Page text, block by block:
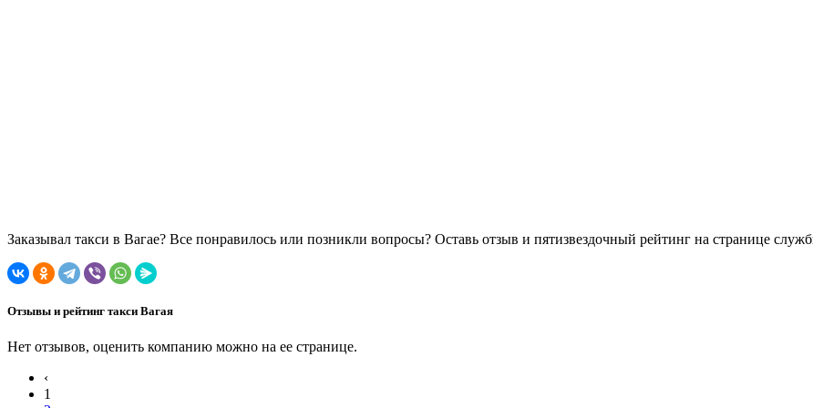
Заказывал такси в Вагае? Все понравилось или позникли вопросы? Оставь отзыв и пятизвездочный рейтинг на странице
Отзывы и рейтинг такси Вагая
Нет отзывов, оценить компанию можно на ее странице.
‹
1